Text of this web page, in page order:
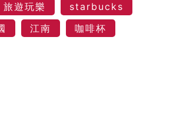
遊玩樂
starbucks
江南 咖啡杯